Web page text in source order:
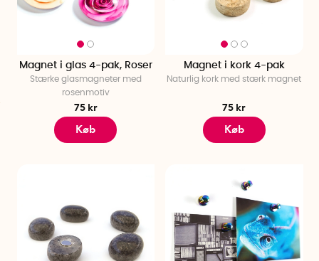
Magnet i glas 4-pak, Roser
Stærke glasmagneter med
rosenmotiv
75 kr
Køb
Magnet i kork 4-pak
Naturlig kork med stærk magnet
75 kr
Køb